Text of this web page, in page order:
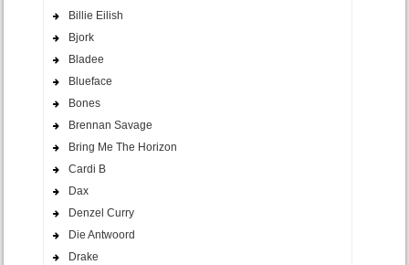
Billie Eilish
Bjork
Bladee
Blueface
Bones
Brennan Savage
Bring Me The Horizon
Cardi B
Dax
Denzel Curry
Die Antwoord
Drake